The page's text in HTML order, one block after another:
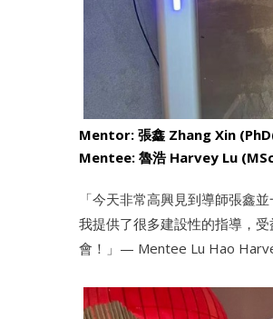
Mentor: 張鑫 Zhang Xin
Mentee: 魯浩 Harvey Lu
「今天非常高興見到導師張鑫
我提供了很多建設性的指導，
會！」— Mentee Lu Hao